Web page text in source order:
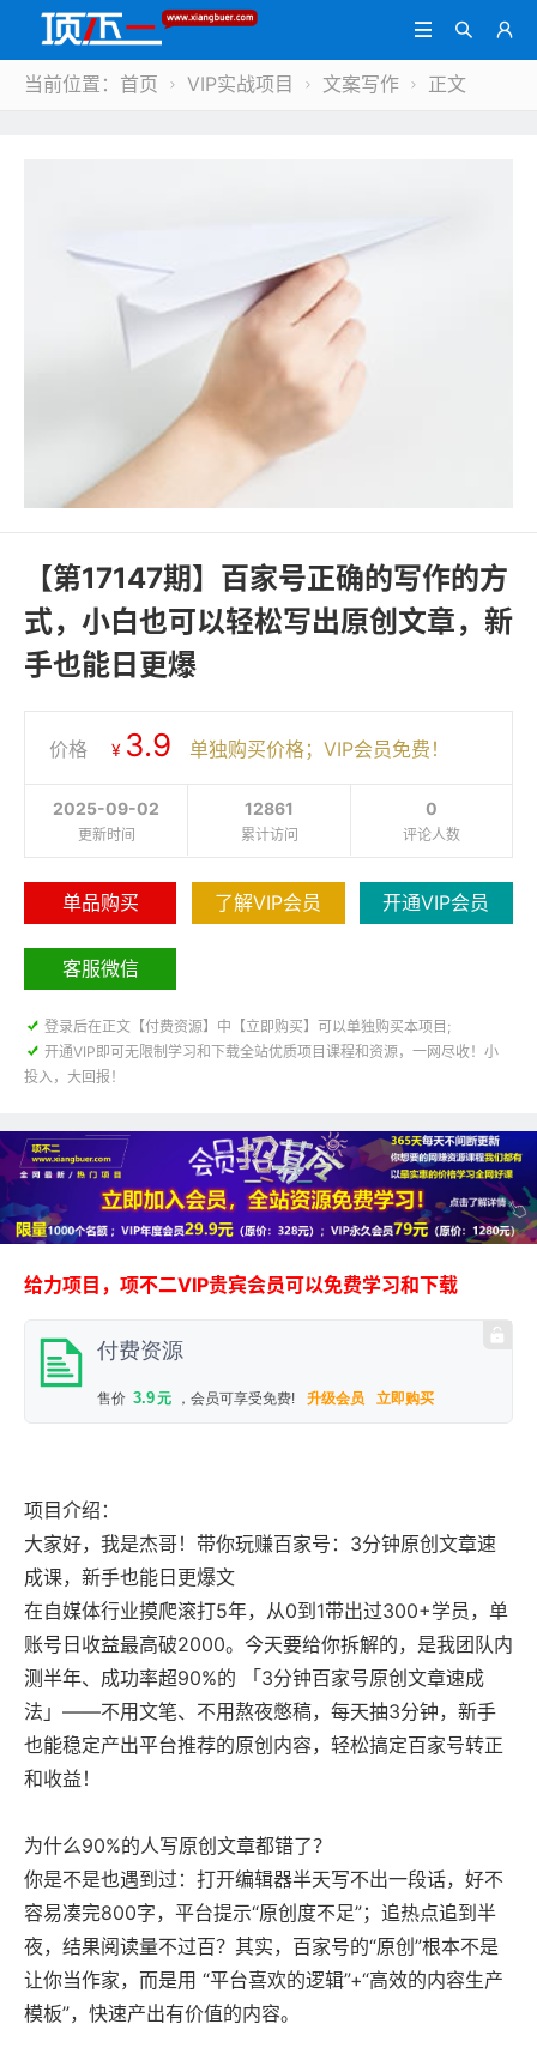



当前位置： 首页  VIP实战项目  文案写作  正文
【第17147期】百家号正确的写作的方
式，小白也可以轻松写出原创文章，新
手也能日更爆
价格 ¥ 3.9 单独购买价格；VIP会员免费！
0
评论人数
12861
累计访问
2025-09-02
更新时间
单品购买 了解VIP会员 开通VIP会员
客服微信
 登录后在正文【付费资源】中【立即购买】可以单独购买本项目;
 开通VIP即可无限制学习和下载全站优质项目课程和资源，一网尽收！小
投入，大回报！
给力项目，项不二VIP贵宾会员可以免费学习和下载
付费资源
售价 3.9元 ，会员可享受免费! 升级会员 立即购买
项目介绍：
大家好，我是杰哥！带你玩赚百家号：3分钟原创文章速
成课，新手也能日更爆文
在自媒体行业摸爬滚打5年，从0到1带出过300+学员，单
账号日收益最高破2000。今天要给你拆解的，是我团队内
测半年、成功率超90%的 「3分钟百家号原创文章速成
法」——不用文笔、不用熬夜憋稿，每天抽3分钟，新手
也能稳定产出平台推荐的原创内容，轻松搞定百家号转正
和收益！
为什么90%的人写原创文章都错了？
你是不是也遇到过：打开编辑器半天写不出一段话，好不
容易凑完800字，平台提示“原创度不足”；追热点追到半
夜，结果阅读量不过百？其实，百家号的“原创”根本不是
让你当作家，而是用 “平台喜欢的逻辑”+“高效的内容生产
模板”，快速产出有价值的内容。